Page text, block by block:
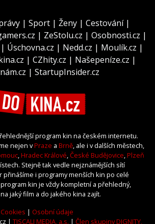
| Sport | Ženy | Cestování|
| ZeStolu.cz | Osobnosti.cz |
| Úschovna.cz | Nedd.cz | Moulík.cz |
| CZhity.cz | Našepeníze.cz |
| StartupInsider.cz
program kin na českém internetu.
nejen vPraze a Brně, ale i v dalších městech,
,Hradec Králové,České Budějovice,Plzeň
Stejně tak vedle nejznámějších sítí
přinášíme i programy menších kin po celé
kin je vždy kompletní a přehledný,
jaký film a do jakého kina zajít.
Cookies | Osobní údaje
| TISCALI MEDIA, a.s. | Člen skupiny DIGNITY,